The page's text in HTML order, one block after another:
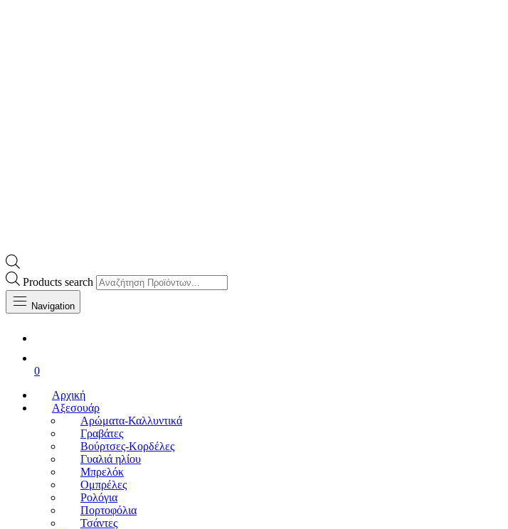
Products search
Navigation
0
Αρχική
Αξεσουάρ
Αρώματα-Καλλυντικά
Γραβάτες
Βούρτσες-Κορδέλες
Γυαλιά ηλίου
Μπρελόκ
Ομπρέλες
Ρολόγια
Πορτοφόλια
Τσάντες